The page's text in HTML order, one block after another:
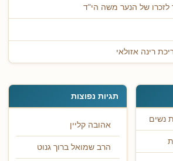
של הנער משה הי"ד
רינה אזולאי
נשים
תגיות נפוצות
אהובה קליין
הרב שמואל ברוך גנוט